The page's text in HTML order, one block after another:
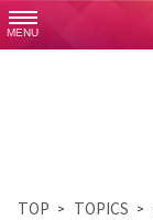
MENU
TOP TOPICS